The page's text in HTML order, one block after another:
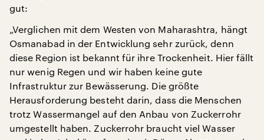
gut:
„Verglichen mit dem Westen von Maharashtra, hängt
Osmanabad in der Entwicklung sehr zurück, denn
diese Region ist bekannt für ihre Trockenheit. Hier fällt
nur wenig Regen und wir haben keine gute
Infrastruktur zur Bewässerung. Die größte
Herausforderung besteht darin, dass die Menschen
trotz Wassermangel auf den Anbau von Zuckerrohr
umgestellt haben. Zuckerrohr braucht viel Wasser